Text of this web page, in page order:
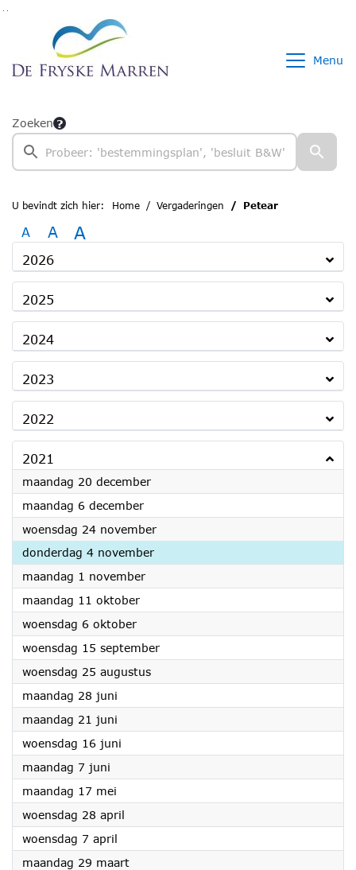
Ga naar de inhoud van deze pagina
Menu
Zoeken
U bevindt zich hier: Home Vergaderingen Petear
A A A
2026
2025
2024
2023
2022
2021
maandag 20 december2021
maandag 6 december2021
woensdag 24 november2021
donderdag 4 november2021
maandag 1 november2021
maandag 11 oktober2021
woensdag 6 oktober2021
woensdag 15 september2021
woensdag 25 augustus2021
maandag 28 juni
maandag 21 juni
woensdag 16 juni
maandag 7 juni
maandag 17 mei
woensdag 28 april
woensdag 7 april
maandag 29 maart2021